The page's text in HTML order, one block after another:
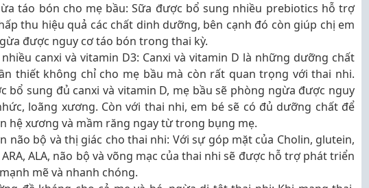
táo bón cho mẹ bầu: Sữa được bổ sung nhiều prebiotics hỗ trợ
thu hiệu quả các chất dinh dưỡng, bên cạnh đó còn giúp chị em
được nguy cơ táo bón trong thai kỳ.
canxi và vitamin D3: Canxi và vitamin D là những dưỡng chất
thiết không chỉ cho mẹ bầu mà còn rất quan trọng với thai nhi.
bổ sung đủ canxi và vitamin D, mẹ bầu sẽ phòng ngừa được nguy
loãng xương. Còn với thai nhi, em bé sẽ có đủ dưỡng chất để
hệ xương và mầm răng ngay từ trong bụng mẹ.
não bộ và thị giác cho thai nhi: Với sự góp mặt của Cholin, glutein,
ARA, ALA, não bộ và võng mạc của thai nhi sẽ được hỗ trợ phát triển
mẽ và nhanh chóng.